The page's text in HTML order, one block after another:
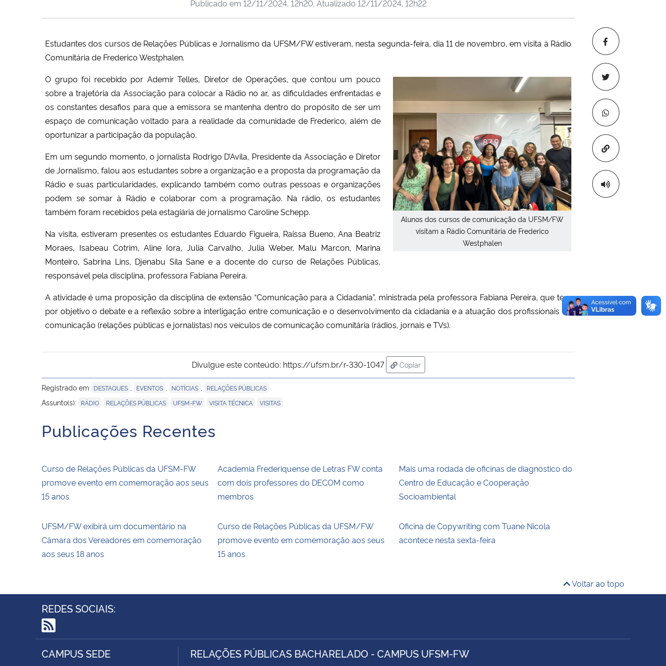
Copiar para
Publicado em 12/11/2024, 12h20. Atualizado 12/11/2024, 12h22
Estudantes dos cursos de Relações Públicas e Jornalismo da UFSM/FW estiveram, nesta segunda-feira, dia 11 de novembro, em visita à Rádio
Comunitária de Frederico Westphalen.
Alunos dos cursos de comunicação da UFSM/FW
visitam a Rádio Comunitária de Frederico
Westphalen
O grupo foi recebido por Ademir Telles, Diretor de Operações, que contou um pouco
sobre a trajetória da Associação para colocar a Rádio no ar, as dificuldades enfrentadas e
os constantes desafios para que a emissora se mantenha dentro do propósito de ser um
espaço de comunicação voltado para a realidade da comunidade de Frederico, além de
oportunizar a participação da população.
Em um segundo momento, o jornalista Rodrigo D’Avila, Presidente da Associação e Diretor
de Jornalismo, falou aos estudantes sobre a organização e a proposta da programação da
Rádio e suas particularidades, explicando também como outras pessoas e organizações
podem se somar à Rádio e colaborar com a programação. Na rádio, os estudantes
também foram recebidos pela estagiária de jornalismo Caroline Schepp.
Na visita, estiveram presentes os estudantes Eduardo Figueira, Raissa Bueno, Ana Beatriz
Moraes, Isabeau Cotrim, Aline Iora, Julia Carvalho, Julia Weber, Malu Marcon, Marina
Monteiro, Sabrina Lins, Djenabu Sila Sane e a docente do curso de Relações Públicas,
responsável pela disciplina, professora Fabiana Pereira.
A atividade é uma proposição da disciplina de extensão “Comunicação para a Cidadania”, ministrada pela professora Fabiana Pereira, que tem
por objetivo o debate e a reflexão sobre a interligação entre comunicação e o desenvolvimento da cidadania e a atuação dos profissionais de
comunicação (relações públicas e jornalistas) nos veículos de comunicação comunitária (rádios, jornais e TVs).
Divulgue este conteúdo: https://ufsm.br/r-330-1047
Copiar
para área de transferência
Registrado em
DESTAQUES EVENTOS NOTÍCIAS RELAÇÕES PÚBLICAS
Assunto(s): RÁDIO RELAÇÕES PÚBLICAS UFSM-FW VISITA TÉCNICA VISITAS
Publicações Recentes
Curso de Relações Públicas da UFSM-FW
promove evento em comemoração aos seus
15 anos
Academia Frederiquense de Letras FW conta
com dois professores do DECOM como
membros
Mais uma rodada de oficinas de diagnóstico do
Centro de Educação e Cooperação
Socioambiental
UFSM/FW exibirá um documentário na
Câmara dos Vereadores em comemoração
aos seus 18 anos
Curso de Relações Públicas da UFSM/FW
promove evento em comemoração aos seus
15 anos
Oficina de Copywriting com Tuane Nicola
acontece nesta sexta-feira
Voltar ao topo
REDES SOCIAIS:
RSS
CAMPUS SEDE RELAÇÕES PÚBLICAS BACHARELADO - CAMPUS UFSM-FW